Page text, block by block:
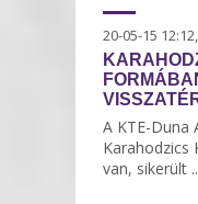
20-05-15
A KTE-Duna
Karahodzics
van, sikerült